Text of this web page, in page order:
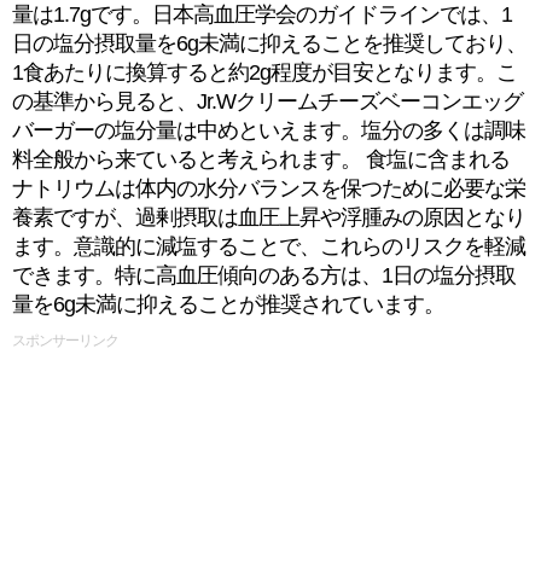
量は1.7gです。日本高血圧学会のガイドラインでは、1
日の塩分摂取量を6g未満に抑えることを推奨しており、
1食あたりに換算すると約2g程度が目安となります。こ
の基準から見ると、Jr.Wクリームチーズベーコンエッグ
バーガーの塩分量は中めといえます。塩分の多くは調味
料全般から来ていると考えられます。 食塩に含まれる
ナトリウムは体内の水分バランスを保つために必要な栄
養素ですが、過剰摂取は血圧上昇や浮腫みの原因となり
ます。意識的に減塩することで、これらのリスクを軽減
できます。特に高血圧傾向のある方は、1日の塩分摂取
量を6g未満に抑えることが推奨されています。
スポンサーリンク